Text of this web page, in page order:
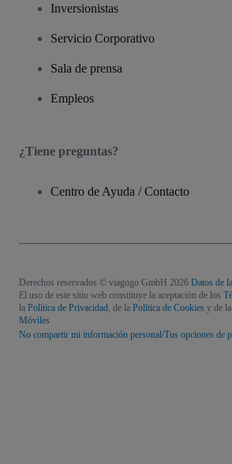
Inversionistas
Servicio Corporativo
Sala de prensa
Empleos
¿Tiene preguntas?
Centro de Ayuda / Contacto
Derechos reservados © viagogo GmbH 2026 Datos de
El uso de este sitio web constituye la aceptación de los
la Política de Privacidad, de la Política de Cookies y de la
Móviles
No compartir mi información personal/Tus opciones de